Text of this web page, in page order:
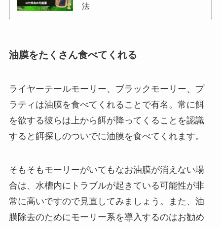
法
油膜をたくさん食べてくれる
ライヤーテールモーリー、ブラックモーリー、プ
ラティは油膜を食べてくれることで有名。常に餌
を欲する彼らは上から餌が降ってくることを認識
すると餌探しのついでに油膜を食べてくれます。
そもそもモーリーがいてもなお油膜が消えない場
合は、水槽内にトラブルが起きている可能性が非
常に高いですので見直してみましょう。また、 油
膜除去のためにモーリー系を導入するのはお勧め